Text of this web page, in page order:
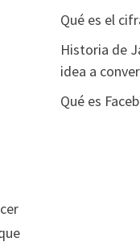
Qué es el
Historia de
idea a
Qué es